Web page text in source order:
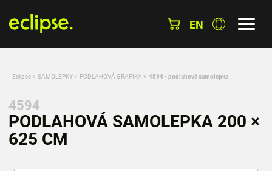
EN
Eclipse » SAMOLEPKY » PODLAHOVÁ GRAFIKA » 4594 - podlahová samolepka
4594
PODLAHOVÁ SAMOLEPKA 200 ×
625 CM